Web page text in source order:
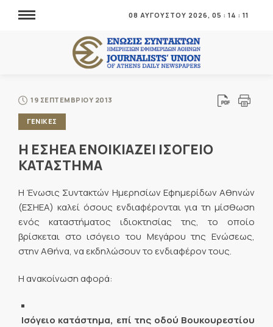
08 ΑΥΓΟΥΣΤΟΥ 2026, 05 : 14 : 12
19 ΣΕΠΤΕΜΒΡΙΟΥ 2013
ΓΕΝΙΚΕΣ
Η ΕΣΗΕΑ ΕΝΟΙΚΙΑΖΕΙ ΙΣΟΓΕΙΟ
ΚΑΤΑΣΤΗΜΑ
Η Ένωσις Συντακτών Ημερησίων Εφημερίδων Αθηνών
(ΕΣΗΕΑ) καλεί όσους ενδιαφέρονται για τη μίσθωση
ενός καταστήματος ιδιοκτησίας της, το οποίο
βρίσκεται στο ισόγειο του Μεγάρου της Ενώσεως,
στην Αθήνα, να εκδηλώσουν το ενδιαφέρον τους.
Η ανακοίνωση αφορά:
Ισόγειο κατάστημα, επί της οδού Βουκουρεστίου